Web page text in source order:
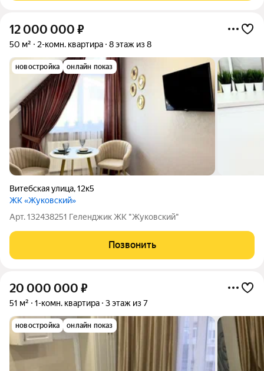
12 000 000 ₽
50 м² 2-комн. квартира 8 этаж из 8
новостройка онлайн показ
Витебская улица,12к5
ЖК «Жуковский»
Арт. 132438251 Геленджик ЖК "Жуковский"
Позвонить
20 000 000 ₽
51 м² 1-комн. квартира 3 этаж из 7
новостройка онлайн показ